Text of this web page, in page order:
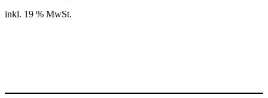
war:
inkl. 19 % MwSt.